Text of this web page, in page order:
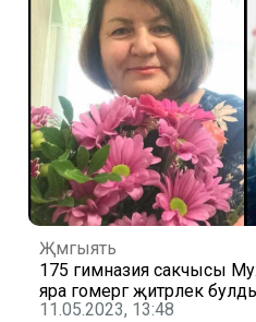
Җәмгыять
175 гимназия сакчысы
яра гомергә җитәрлек
11.05.2023, 13:48